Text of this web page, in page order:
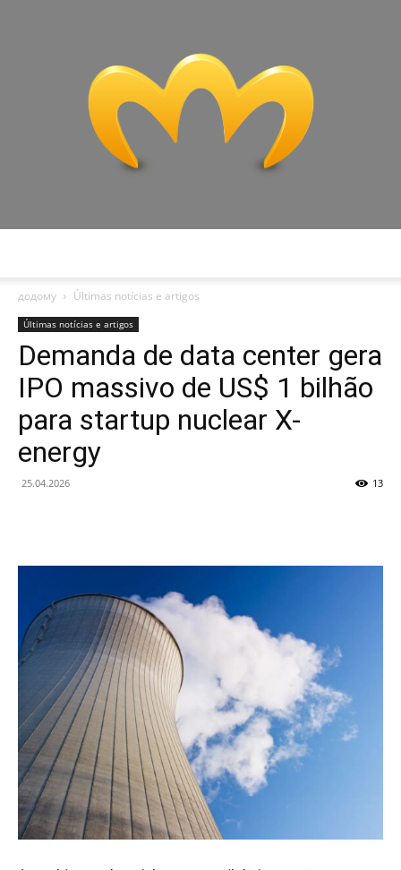
додому
Últimas notícias e artigos
Últimas notícias e artigos
Demanda de data center gera
IPO massivo de US$ 1 bilhão
para startup nuclear X-
energy
25.04.2026 13